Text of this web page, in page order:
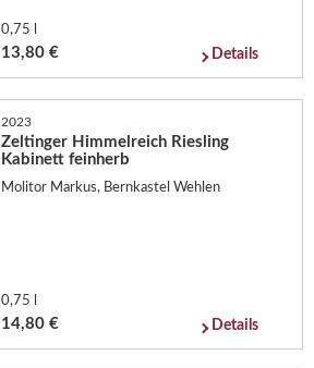
0,75 l
13,80 € Details
2023
Zeltinger Himmelreich Riesling
Kabinett feinherb
Molitor Markus, Bernkastel Wehlen
0,75 l
14,80 € Details